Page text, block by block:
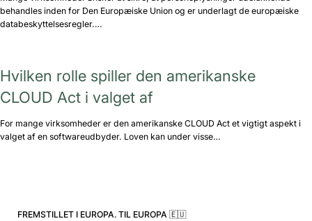
behandles inden for Den Europæiske Union og er underlagt de europæiske
databeskyttelsesregler.…
Hvilken rolle spiller den amerikanske
CLOUD Act i valget af
For mange virksomheder er den amerikanske CLOUD Act et vigtigt aspekt i
valget af en softwareudbyder. Loven kan under visse…
FREMSTILLET I EUROPA. TIL EUROPA 🇪🇺